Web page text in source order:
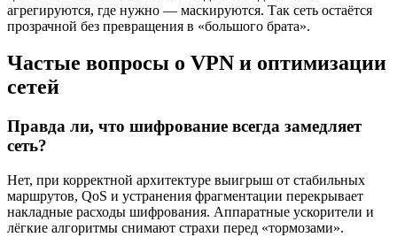
агрегируются, где нужно — маскируются. Так сеть остаётся
прозрачной без превращения в «большого брата».
Частые вопросы о VPN и оптимизации
сетей
Правда ли, что шифрование всегда замедляет
сеть?
Нет, при корректной архитектуре выигрыш от стабильных
маршрутов, QoS и устранения фрагментации перекрывает
накладные расходы шифрования. Аппаратные ускорители и
лёгкие алгоритмы снимают страхи перед «тормозами».